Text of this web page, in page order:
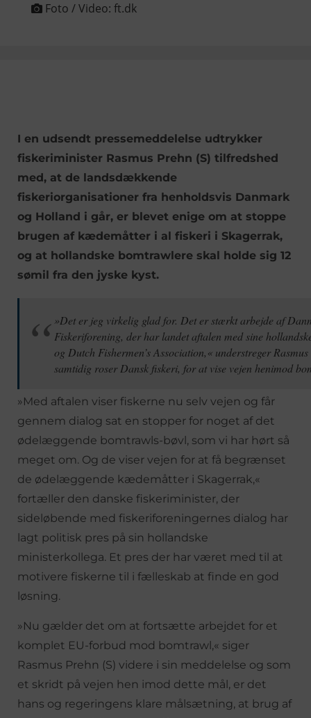
Foto / Video: ft.dk
I en udsendt pressemeddelelse udtrykker
fiskeriminister Rasmus Prehn (S) tilfredshed
med, at de landsdækkende
fiskeriorganisationer fra henholdsvis Danmark
og Holland i går, er blevet enige om at stoppe
brugen af kædemåtter i al fiskeri i Skagerrak,
og at hollandske bomtrawlere skal holde sig 12
sømil fra den jyske kyst.
»Det er jeg virkelig glad for. Det er stærkt arbejde af
Fiskeriforening, der har landet aftalen med sine
og Dutch Fishermen’s Association,« understreger
samtidig roser Dansk fiskeri, for at vise vejen henimod
»Med aftalen viser fiskerne nu selv vejen og får
gennem dialog sat en stopper for noget af det
ødelæggende bomtrawls-bøvl, som vi har hørt så
meget om. Og de viser vejen for at få begrænset
de ødelæggende kædemåtter i Skagerrak,«
fortæller den danske fiskeriminister, der
sideløbende med fiskeriforeningernes dialog har
lagt politisk pres på sin hollandske
ministerkollega. Et pres der har været med til at
motivere fiskerne til i fælleskab at finde en god
løsning.
»Nu gælder det om at fortsætte arbejdet for et
komplet EU-forbud mod bomtrawl,« siger
Rasmus Prehn (S) videre i sin meddelelse og som
et skridt på vejen hen imod dette mål, er det
hans og regeringens klare målsætning, at brug af